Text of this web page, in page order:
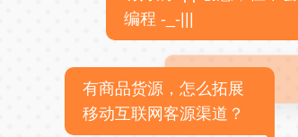
编程 -_-|||
有商品货源，怎么拓展
移动互联网客源渠道？